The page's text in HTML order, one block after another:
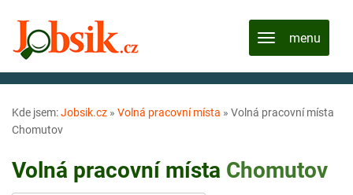
Kde jsem:Jobsik.cz » Volná pracovní místa » Volná pracovní místa
Chomutov
Volná pracovní místa Chomutov